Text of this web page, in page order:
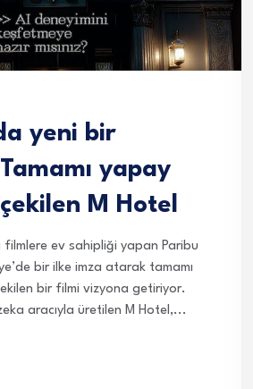
yeni bir
yapay
M Hotel
filmlere ev sahipliği yapan Paribu
bir ilke imza atarak tamamı
bir filmi vizyona getiriyor.
aracıyla üretilen M Hotel,...